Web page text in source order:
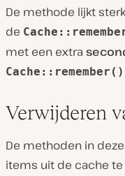
De methode lijkt
de
met een extra
Cache::remember()
Verwijderen
De methoden in
items uit de cache te